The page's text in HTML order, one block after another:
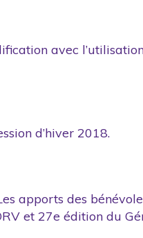
avec
d’hiver 2018.
apports des
et 27e édition du